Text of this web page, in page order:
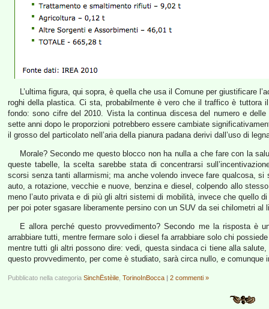
L’ultima figura, qui sopra, è quella che usa il Comune per giustificare
roghi della plastica. Ci sta, probabilmente è vero che il traffico è tuttora
fondo: sono cifre del 2010. Vista la continua discesa del numero e
sette anni dopo le proporzioni potrebbero essere cambiate
il grosso del particolato nell’aria della pianura padana derivi dall’uso di
Morale? Secondo me questo blocco non ha nulla a che fare con la
queste tabelle, la scelta sarebbe stata di concentrarsi
scorsi senza tanti allarmismi; ma anche volendo invece fare qualcosa,
auto, a rotazione, vecchie e nuove, benzina e diesel, colpendo allo
meno l’auto privata e di più gli altri sistemi di mobilità, invece che quello
per poi poter sgasare liberamente persino con un SUV da sei chilometri al
E allora perché questo provvedimento? Secondo me la risposta è
arrabbiare tutti, mentre fermare solo i diesel fa arrabbiare solo chi
mentre tutti gli altri possono dire: vedi, questa sindaca ci tiene alla
questo provvedimento, per come è studiato, sarà circa nullo, e
Pubblicato nella categoria SinchËstèile TorinoInBocca | 2 commenti »